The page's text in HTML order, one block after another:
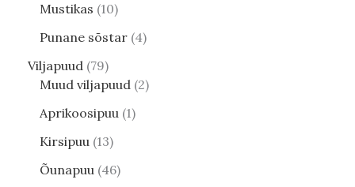
Mustikas 10
Punane sõstar 4
Viljapuud 79
Muud viljapuud 2
Aprikoosipuu 1
Kirsipuu 13
Õunapuu 46